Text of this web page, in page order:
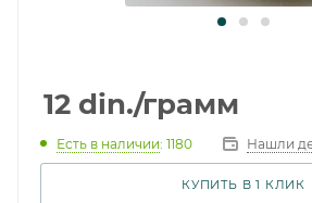
12 din./грамм
Есть в наличии: 1180 Нашли
КУПИТЬ В 1 КЛИК